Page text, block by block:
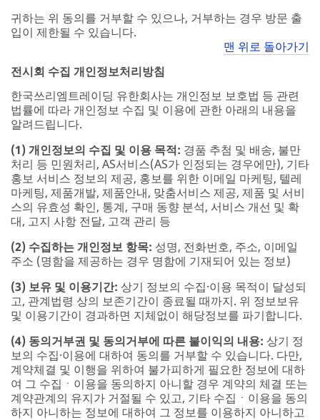
귀하는 위 동의를 거부할 수 있으나, 거부하는 경우 방문 출
입이 제한될 수 있습니다.
맨 위로 돌아가기
전시회 수집 개인정보처리방침
한국쓰리엠트레이딩 유한회사는 개인정보 보호법 등 관련
법률에 따라 개인정보 수집 및 이용에 관한 아래의 내용을
알려드립니다.
(1) 개인정보의 수집 및 이용 목적: 경품 추첨 및 배송, 불만
처리 등 민원처리, AS서비스(AS가 인정되는 경우에만), 기타
홍보 서비스 정보의 제공, 홍보를 위한 이메일 마케팅, 텔레
마케팅, 제품개발, 제품안내, 맞춤서비스 제공, 제품 및 서비
스의 유효성 확인, 통계, 구매 동향 분석, 서비스 개선 및 확
대, 고지 사항 전달, 고객 관리 등
(2) 수집하는 개인정보 항목: 성명, 전화번호, 주소, 이메일
주소 (명함을 제공하는 경우 명함에 기재되어 있는 정보)
(3) 보유 및 이용기간: 상기 정보의 수집·이용 목적이 달성되
고, 관계법령 상의 보존기간이 종료될 때까지. 위 정보보유
및 이용기간이 경과하면 지체없이 해당정보를 파기합니다.
(4) 동의거부권 및 동의거부에 따른 불이익의 내용: 상기 정
보의 수집·이용에 대하여 동의를 거부할 수 있습니다. 다만,
계약체결 및 이행을 위하여 불가피하게 필요한 정보에 대하
여 그 수집ㆍ이용을 동의하지 아니할 경우 계약의 체결 또는
계약관계의 유지가 거절될 수 있고, 기타 수집ㆍ이용을 동의
하지 아니하는 정보에 대하여 그 정보를 이용하지 아니하고